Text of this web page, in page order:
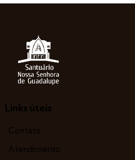
Links úteis
Contato
Atendimento